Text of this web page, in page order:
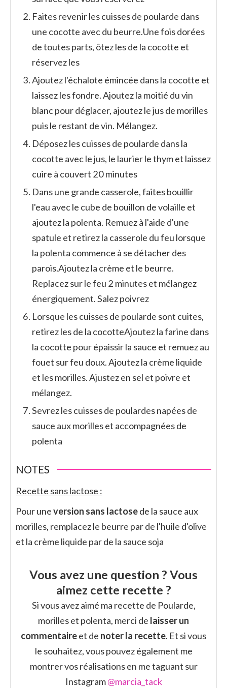
Faites revenir les cuisses de poularde dans
une cocotte avec du beurre.Une fois dorées
de toutes parts, ôtez les de la cocotte et
réservez les
Ajoutez l'échalote émincée dans la cocotte et
laissez les fondre. Ajoutez la moitié du vin
blanc pour déglacer, ajoutez le jus de morilles
puis le restant de vin. Mélangez.
Déposez les cuisses de poularde dans la
cocotte avec le jus, le laurier le thym et laissez
cuire à couvert 20 minutes
Dans une grande casserole, faites bouillir
l'eau avec le cube de bouillon de volaille et
ajoutez la polenta. Remuez à l'aide d'une
spatule et retirez la casserole du feu lorsque
la polenta commence à se détacher des
parois.Ajoutez la crème et le beurre.
Replacez sur le feu 2 minutes et mélangez
énergiquement. Salez poivrez
Lorsque les cuisses de poularde sont cuites,
retirez les de la cocotteAjoutez la farine dans
la cocotte pour épaissir la sauce et remuez au
fouet sur feu doux. Ajoutez la crème liquide
et les morilles. Ajustez en sel et poivre et
mélangez.
Sevrez les cuisses de poulardes napées de
sauce aux morilles et accompagnées de
polenta
NOTES
Recette sans lactose :
Pour uneversion sans lactosede la sauce aux
morilles, remplacez le beurre par de l'huile d'olive
et la crème liquide par de la sauce soja
Vous avez une question ? Vous
aimez cette recette ?
Si vous avez aimé ma recette de Poularde,
morilles et polenta, merci de laisser un
commentaireet de noter la recette. Et si vous
le souhaitez, vous pouvez également me
montrer vos réalisations en me taguant sur
Instagram@marcia_tack